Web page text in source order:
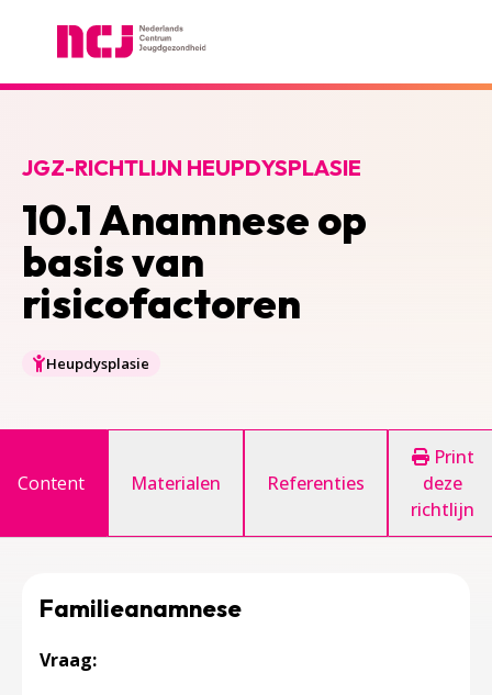
10.1 Anamnese op
basis van
risicofactoren
JGZ-RICHTLIJN HEUPDYSPLASIE
Heupdysplasie
Content Materialen Referenties
Print
deze
richtlijn
Familieanamnese
Vraag: